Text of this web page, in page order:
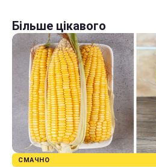
Більше цікавого
СМАЧНО